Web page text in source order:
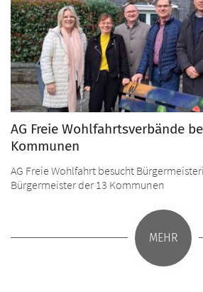
AG Freie Wohlfahrtsverbände
Kommunen
AG Freie Wohlfahrt besucht
Bürgermeister der 13 Kommunen
MEHR